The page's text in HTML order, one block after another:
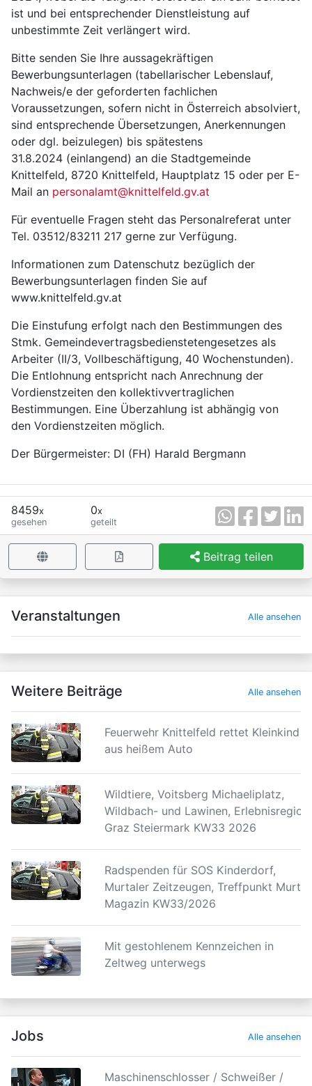
ist und bei entsprechender Dienstleistung auf
unbestimmte Zeit verlängert wird.
Bitte senden Sie Ihre aussagekräftigen
Bewerbungsunterlagen (tabellarischer Lebenslauf,
Nachweis/e der geforderten fachlichen
Voraussetzungen, sofern nicht in Österreich absolviert,
sind entsprechende Übersetzungen, Anerkennungen
oder dgl. beizulegen) bis spätestens
31.8.2024 (einlangend) an die Stadtgemeinde
Knittelfeld, 8720 Knittelfeld, Hauptplatz 15 oder per E-
Mail an personalamt@knittelfeld.gv.at
Für eventuelle Fragen steht das Personalreferat unter
Tel. 03512/83211 217 gerne zur Verfügung.
Informationen zum Datenschutz bezüglich der
Bewerbungsunterlagen finden Sie auf
www.knittelfeld.gv.at
Die Einstufung erfolgt nach den Bestimmungen des
Stmk. Gemeindevertragsbedienstetengesetzes als
Arbeiter (II/3, Vollbeschäftigung, 40 Wochenstunden).
Die Entlohnung entspricht nach Anrechnung der
Vordienstzeiten den kollektivvertraglichen
Bestimmungen. Eine Überzahlung ist abhängig von
den Vordienstzeiten möglich.
Der Bürgermeister: DI (FH) Harald Bergmann
8459x
gesehen
0x
geteilt
Beitrag teilen
×
Veranstaltungen Alle ansehen
Weitere Beiträge Alle ansehen
Feuerwehr Knittelfeld rettet Kleinkind
aus heißem Auto
Wildtiere, Voitsberg Michaeliplatz,
Wildbach- und Lawinen, Erlebnisregion
Graz Steiermark KW33 2026
Radspenden für SOS Kinderdorf,
Murtaler Zeitzeugen, Treffpunkt Murtal
Magazin KW33/2026
Mit gestohlenem Kennzeichen in
Zeltweg unterwegs
Jobs Alle ansehen
Maschinenschlosser / Schweißer /